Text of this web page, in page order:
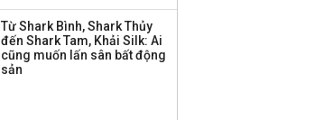
Huấn Hoa Hồng bỗng
dưng ‘biến mất’, một
công ty khác đã giải thể
Từ Shark Bình, Shark Thủy
đến Shark Tam, Khải Silk: Ai
cũng muốn lấn sân bất động
sản